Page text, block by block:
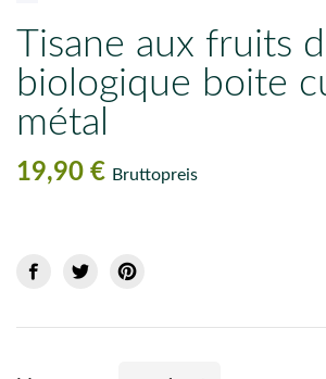
Tisane aux fruits
biologique boite
métal
19,90 € Bruttopreis